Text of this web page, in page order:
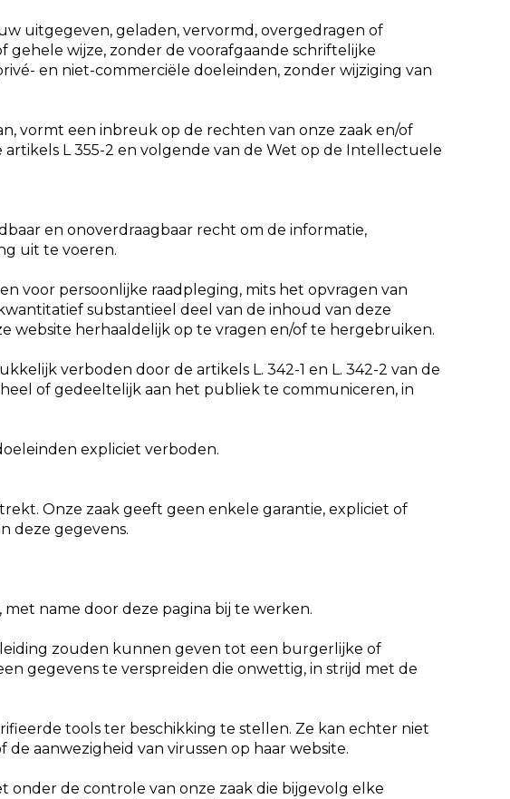
uitgegeven, geladen, vervormd, overgedragen of
wijze, zonder de voorafgaande schriftelijke
en niet-commerciële doeleinden, zonder wijziging van
vormt een inbreuk op de rechten van onze zaak en/of
L 355-2 en volgende van de Wet op de Intellectuele
en onoverdraagbaar recht om de informatie,
uit te voeren.
voor persoonlijke raadpleging, mits het opvragen van
substantieel deel van de inhoud van deze
website herhaaldelijk op te vragen en/of te hergebruiken.
verboden door de artikels L. 342-1 en L. 342-2 van de
of gedeeltelijk aan het publiek te communiceren, in
expliciet verboden.
Onze zaak geeft geen enkele garantie, expliciet of
deze gegevens.
name door deze pagina bij te werken.
zouden kunnen geven tot een burgerlijke of
gegevens te verspreiden die onwettig, in strijd met de
tools ter beschikking te stellen. Ze kan echter niet
aanwezigheid van virussen op haar website.
onder de controle van onze zaak die bijgevolg elke